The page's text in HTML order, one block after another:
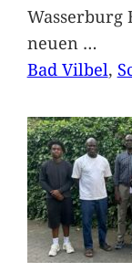
Wasserburg
neuen …
Bad Vilbel,